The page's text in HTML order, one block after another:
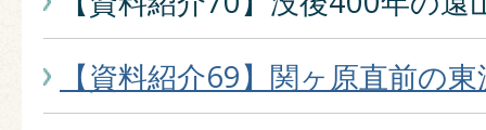
【資料紹介69】関ヶ原直前の東